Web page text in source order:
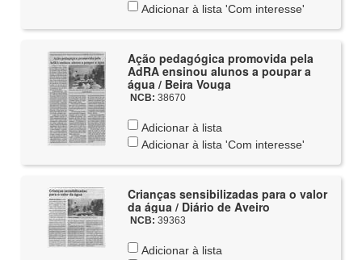
Adicionar à lista 'Com interesse'
Ação pedagógica promovida pela
AdRA ensinou alunos a poupar a
água / Beira Vouga
NCB: 38670
Adicionar à lista
Adicionar à lista 'Com interesse'
Crianças sensibilizadas para o valor
da água / Diário de Aveiro
NCB: 39363
Adicionar à lista